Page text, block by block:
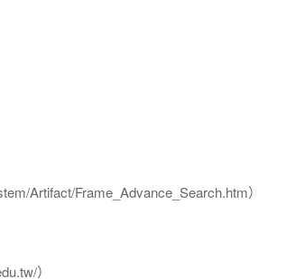
Artifact/Frame_Advance_Search.htm）
）